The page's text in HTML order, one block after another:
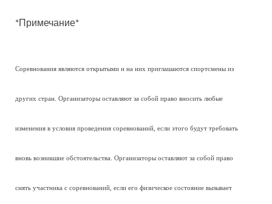
*Примечание*
Соревнования являются открытыми и на них приглашаются спортсмены из
других стран. Организаторы оставляют за собой право вносить любые
изменения в условия проведения соревнований, если этого будут требовать
вновь возникшие обстоятельства. Организаторы оставляют за собой право
снять участника с соревнований, если его физическое состояние вызывает